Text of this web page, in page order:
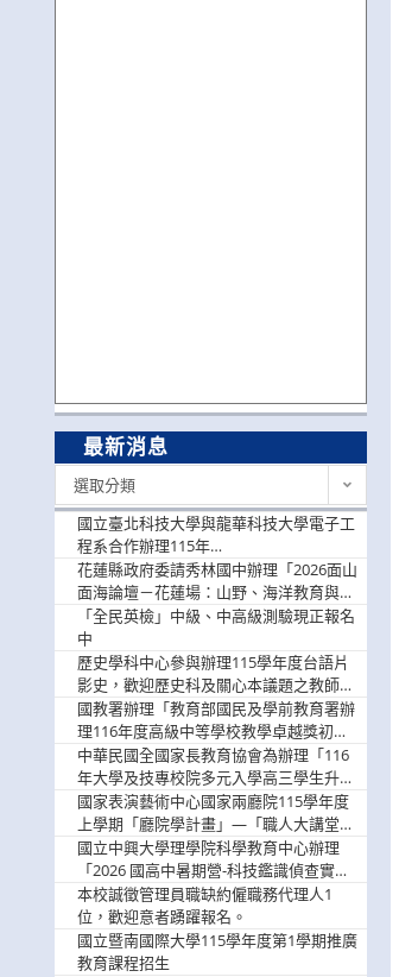
最新消息
選取分類
國立臺北科技大學與龍華科技大學電子工
程系合作辦理115年
「115.08.10~08.12「AI賦能應用於智慧半
導體研習營」，歡迎學生踴躍報名參加
花蓮縣政府委請秀林國中辦理「2026面山
面海論壇－花蓮場：山野、海洋教育與戶
外安全實務課程」，歡迎踴躍報名參加
「全民英檢」中級、中高級測驗現正報名
中
歷史學科中心參與辦理115學年度台語片
影史，歡迎歷史科及關心本議題之教師踴
躍報名參加
國教署辦理「教育部國民及學前教育署辦
理116年度高級中等學校教學卓越獎初選
實施計畫」，鼓勵教師踴躍報名
中華民國全國家長教育協會為辦理「116
年大學及技專校院多元入學高三學生升學
輔導家長說明會」
國家表演藝術中心國家兩廳院115學年度
上學期「廳院學計畫」—「職人大講堂」
及「一日體驗課程」，鼓勵踴躍報名參
與。
國立中興大學理學院科學教育中心辦理
「2026 國高中暑期營-科技鑑識偵查實戰
營」活動資訊，鼓勵學生踴躍報名參加。
本校誠徵管理員職缺約僱職務代理人1
位，歡迎意者踴躍報名。
國立暨南國際大學115學年度第1學期推廣
教育課程招生